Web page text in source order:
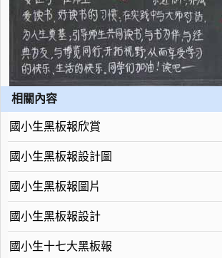
相關內容
國小生黑板報欣賞
國小生黑板報設計圖
國小生黑板報圖片
國小生黑板報設計
國小生十七大黑板報